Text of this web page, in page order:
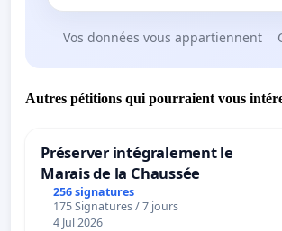
Vos données vous appartiennent
Autres pétitions qui pourraient vous
Préserver intégralement le
Marais de la Chaussée
256 signatures
175 Signatures / 7 jours
4 Jul 2026